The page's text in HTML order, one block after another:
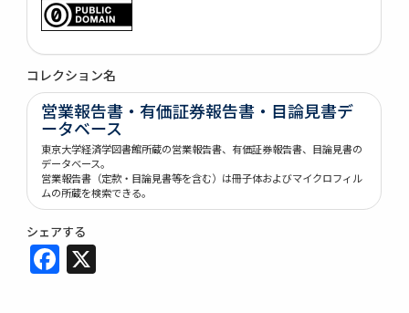
コレクション名
営業報告書・有価証券報告書・目論見書デ
ータベース
東京大学経済学図書館所蔵の営業報告書、有価証券報告書、目論見書の
データベース。
営業報告書（定款・目論見書等を含む）は冊子体およびマイクロフィル
ムの所蔵を検索できる。
シェアする
Facebook